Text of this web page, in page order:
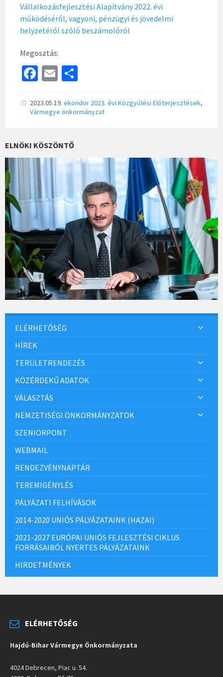
Vállalkozásfejlesztési Alapítvány 2022. évi
működéséről, vagyoni, pénzügyi és jövedelmi
helyzetéről szóló beszámolóról
Megosztás:
Fa
b
o
k
E
ai ar
2023.05.19. ekondor 2023. évi Közgyűlési Előterjesztések,
Vármegye önkormányzat
ELNÖKI KÖSZÖNTŐ
ELÉRHETŐSÉG
HÍREK
TERÜLETRENDEZÉS
KÖZÉRDEKŰ ADATOK
VÁLASZTÁS
NEMZETISÉGI ÖNKORMÁNYZATOK
SZENIORPONT
WEBMAIL
RENDEZVÉNYNAPTÁR
TEREMIGÉNYLÉS
PÁLYÁZATI FELHÍVÁSOK
2014-2020 UNIÓS PÁLYÁZATAINK (HAZAI)
2021-2027 EURÓPAI UNIÓS FEJLESZTÉSI CIKLUS
FORRÁSAIBÓL NYERTES PÁLYÁZATAINK
HIRDETMÉNYEK
ELÉRHETŐSÉG
Hajdú-Bihar Vármegye Önkormányzata
4024 Debrecen, Piac u. 54.